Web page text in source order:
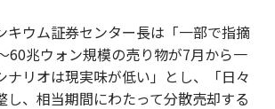
キウム証券センター長は「一部で指摘
60兆ウォン規模の売り物が7月から一
ナリオは現実味が低い」とし、「日々
し、相当期間にわたって分散売却する